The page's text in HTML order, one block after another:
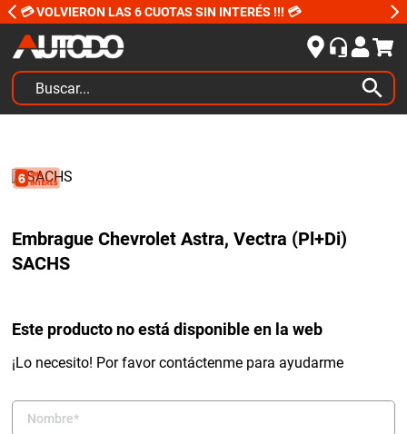
💳 VOLVIERON LAS 6 CUOTAS SIN INTERÉS !!! 💳
Buscar...
Embrague Chevrolet Astra, Vectra (Pl+Di)
SACHS
Este producto no está disponible en la web
¡Lo necesito! Por favor contáctenme para ayudarme
2.
amortiguadores
4 .
honda civic
yokohama
bmw